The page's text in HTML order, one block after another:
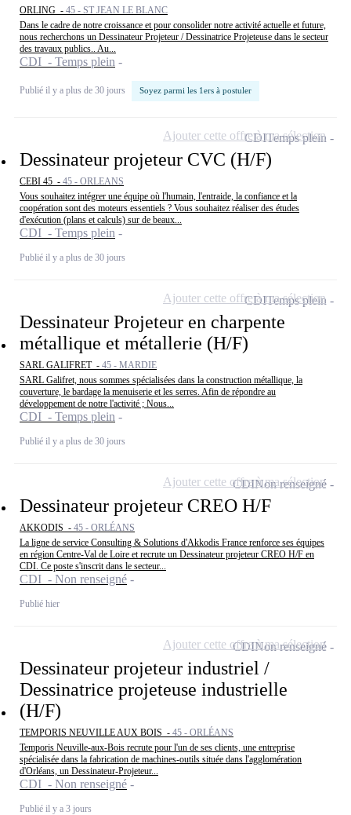
ORLING - 45 - ST JEAN LE BLANC
Dans le cadre de notre croissance et pour consolider notre activité actuelle et future,
nous recherchons un Dessinateur Projeteur / Dessinatrice Projeteuse dans le secteur
des travaux publics.. Au...
CDI - Temps plein
Publié il y a plus de 30 jours Soyez parmi les 1ers à postuler
Dessinateur projeteur CVC (H/F)
CEBI 45 - 45 - ORLEANS
Vous souhaitez intégrer une équipe où l'humain, l'entraide, la confiance et la
coopération sont des moteurs essentiels ? Vous souhaitez réaliser des études
d'exécution (plans et calculs) sur de beaux...
CDI - Temps plein
Publié il y a plus de 30 jours
CDITemps plein
Ajouter cette offre à ma sélection
Dessinateur Projeteur en charpente
métallique et métallerie (H/F)
SARL GALIFRET - 45 - MARDIE
SARL Galifret, nous sommes spécialisées dans la construction métallique, la
couverture, le bardage la menuiserie et les serres. Afin de répondre au
développement de notre l'activité ; Nous...
CDI - Temps plein
Publié il y a plus de 30 jours
CDITemps plein
Ajouter cette offre à ma sélection
Dessinateur projeteur CREO H/F
AKKODIS - 45 - ORLÉANS
La ligne de service Consulting & Solutions d'Akkodis France renforce ses équipes
en région Centre-Val de Loire et recrute un Dessinateur projeteur CREO H/F en
CDI. Ce poste s'inscrit dans le secteur...
CDI - Non renseigné
Publié hier
CDINon renseigné
Ajouter cette offre à ma sélection
Dessinateur projeteur industriel /
Dessinatrice projeteuse industrielle
(H/F)
TEMPORIS NEUVILLE AUX BOIS - 45 - ORLÉANS
Temporis Neuville-aux-Bois recrute pour l'un de ses clients, une entreprise
spécialisée dans la fabrication de machines-outils située dans l'agglomération
d'Orléans, un Dessinateur-Projeteur...
CDI - Non renseigné
Publié il y a 3 jours
CDINon renseigné
Ajouter cette offre à ma sélection